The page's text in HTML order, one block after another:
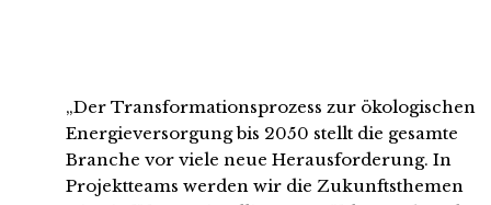
„Der Transformationsprozess zur ökologischen
Energieversorgung bis 2050 stellt die gesamte
Branche vor viele neue Herausforderung. In
Projektteams werden wir die Zukunftsthemen